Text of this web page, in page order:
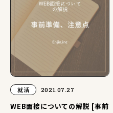
就活 2021.07.27
WEB面接についての解説 [事前